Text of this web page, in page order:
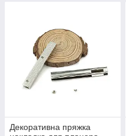
Декоративна пряжка